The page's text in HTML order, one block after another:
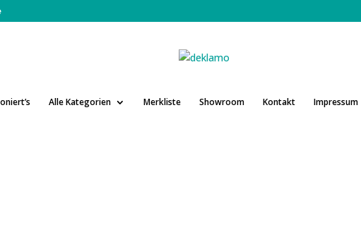
Alle Kategorien Merkliste Showroom Kontakt Impressum